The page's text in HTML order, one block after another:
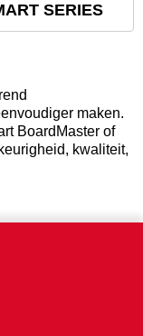
SERIES
maken.
BoardMaster of
kwaliteit,